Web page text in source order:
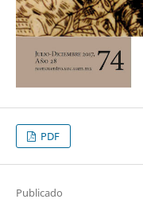
PDF
Publicado